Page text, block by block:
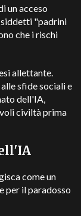
un acceso
"padrini
che i rischi
allettante.
sfide sociali e
dell'IA,
civiltà prima
come un
per il paradosso